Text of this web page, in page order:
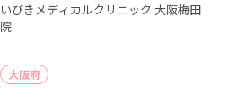
いびきメディカルクリニック 大阪梅田
院
大阪府